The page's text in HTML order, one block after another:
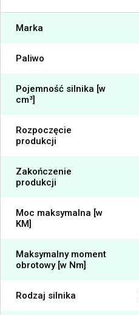
Marka
Paliwo
Pojemność silnika [w
cm³]
Rozpoczęcie
produkcji
Zakończenie
produkcji
Moc maksymalna [w
KM]
Maksymalny moment
obrotowy [w Nm]
Rodzaj silnika